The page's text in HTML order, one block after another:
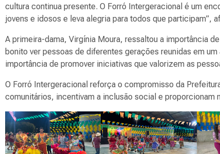
cultura continua presente. O Forró Intergeracional é um
jovens e idosos e leva alegria para todos que participam”,
A primeira-dama, Virgínia Moura, ressaltou a importância
bonito ver pessoas de diferentes gerações reunidas em
importância de promover iniciativas que valorizem as
O Forró Intergeracional reforça o compromisso da
comunitários, incentivam a inclusão social e